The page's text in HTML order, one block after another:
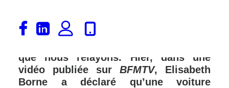
Erratum… en tant que média sérieux,
LesVoitures.com se doit d’être
que nous relayons. Hier, dans une
vidéo publiée sur BFMTV, Elisabeth
Borne a déclaré qu’une voiture